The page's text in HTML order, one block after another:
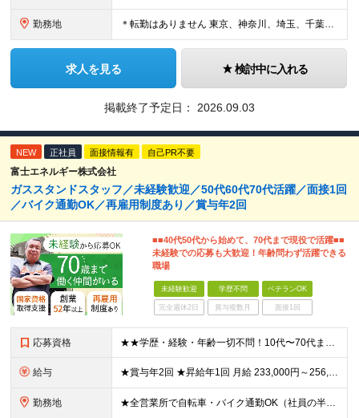
勤務地 ＊転勤はありません 東京、神奈川、埼玉、千葉県内での勤務となります ※基本的には直行直帰・配属は通いやすさを考慮します ※U・Iターン歓迎 ※東京勤務メインとなります 【本社】 東京都中央区銀座1
求人を見る 検討中に入れる
掲載終了予定日： 2026.09.03
NEW 正社員 面接情報有 自己PR不要
富士エネルギー株式会社
ガススタンドスタッフ／未経験歓迎／50代60代70代活躍／面接1回
／バイク通勤OK／再雇用制度あり／賞与年2回
■■40代50代から始めて、70代まで現役で活躍■■
未経験での応募も大歓迎！年齢問わず活躍できる
職場
未経験歓迎 学歴不問 ベテランOK
完全週休2日 賞与複数月 面接1回
応募資格 ★★学歴・経験・年齢一切不問！10代〜70代まで活躍中★★ ■未経験歓迎 ■第二新卒歓迎・ブランクOK 人物重視の採用です！元気な挨拶ができる方、安定した環境で長く働きたい方を歓迎します。
給与 ★賞与年2回 ★昇給年1回 月給 233,000円～256,000円 +（各種手当）+（賞与年2回） ※経験、能力等を考慮の上、決定！月収30万円以上も可能です ※経験者の方は優遇します ※3ヶ月の
勤務地 ★全営業所で自転車・バイク通勤OK（社員の半数がバイクで通勤） 【目黒営業所】 東京都目黒区目黒1-24-2 【五反田営業所】 東京都品川区大崎5-1-2 【中野営業所 新宿スタンド】 東京都中